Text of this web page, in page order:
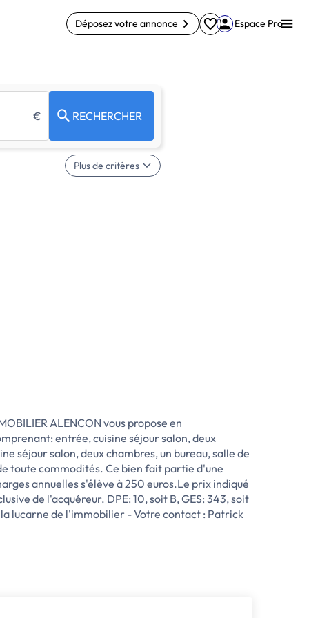
Déposez votre annonce Espace Pro
€ RECHERCHER
Plus de critères
ALENCON vous propose en
entrée, cuisine séjour salon, deux
séjour salon, deux chambres, un bureau, salle de
toute commodités. Ce bien fait partie d'une
annuelles s'élève à 250 euros.Le prix indiqué
de l'acquéreur. DPE: 10, soit B, GES: 343, soit
lucarne de l'immobilier - Votre contact : Patrick